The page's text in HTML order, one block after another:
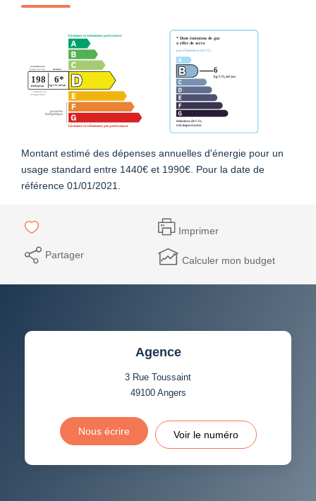
Montant estimé des dépenses annuelles d'énergie pour un
usage standard entre 1440€ et 1990€. Pour la date de
référence 01/01/2021.
Imprimer
Partager Calculer mon budget
Agence
3 Rue Toussaint
49100 Angers
Nous écrire Voir le numéro